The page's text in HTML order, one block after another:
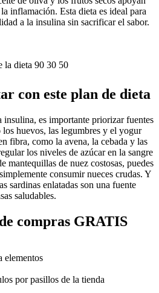
inflamación. Esta dieta es ideal para
a la insulina sin sacrificar el sabor.
la dieta 90 30 50
con este plan de dieta
insulina, es importante priorizar fuentes
huevos, las legumbres y el yogur
fibra, como la avena, la cebada y las
los niveles de azúcar en la sangre
mantequillas de nuez costosas, puedes
consumir nueces crudas. Y
sardinas enlatadas son una fuente
saludables.
compras GRATIS
elementos
por pasillos de la tienda